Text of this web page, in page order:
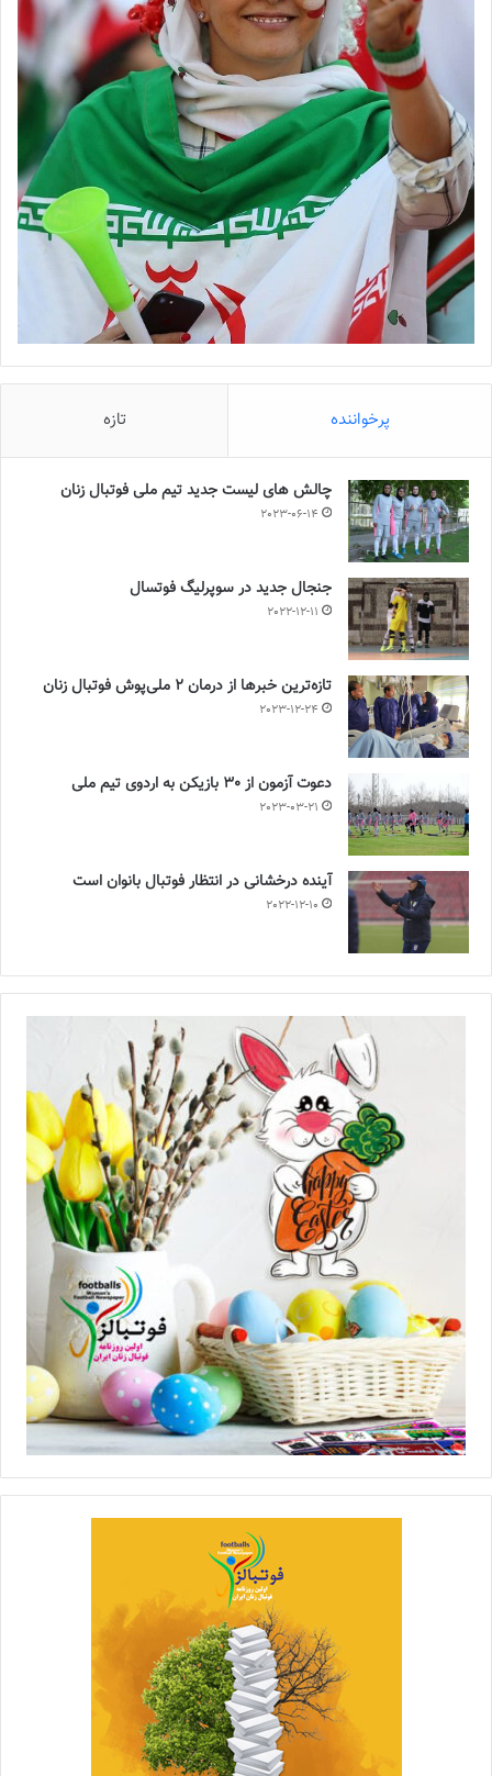
پرخواننده تازه
چالش هاى ليست جدید تيم ملى فوتبال زنان
2023-06-14
جنجال جدید در سوپرلیگ فوتسال
2022-12-11
تازه‌ترین خبرها از درمان ۲ ملی‌پوش فوتبال زنان
2023-12-24
دعوت آزمون از 30 بازیکن به اردوی تیم ملی
2023-03-21
آینده درخشانی در انتظار فوتبال بانوان است
2022-12-10